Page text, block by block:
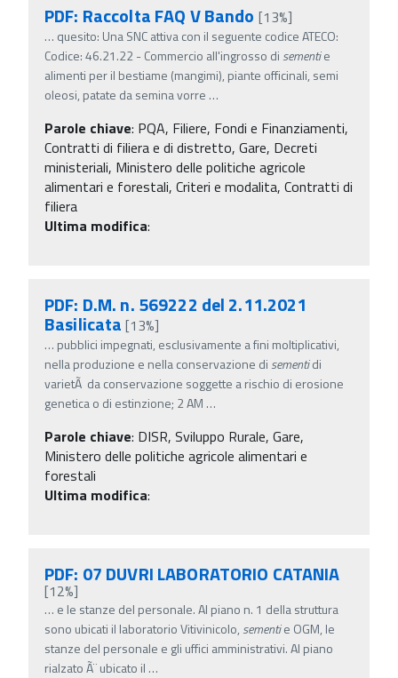
PDF: Raccolta FAQ V Bando [13%]
… quesito: Una SNC attiva con il seguente codice ATECO:
Codice: 46.21.22 - Commercio all'ingrosso di sementie
alimenti per il bestiame (mangimi), piante officinali, semi
oleosi, patate da semina vorre …
Parole chiave: PQA, Filiere, Fondi e Finanziamenti,
Contratti di filiera e di distretto, Gare, Decreti
ministeriali, Ministero delle politiche agricole
alimentari e forestali, Criteri e modalita, Contratti di
filiera
Ultima modifica:
PDF: D.M. n. 569222 del 2.11.2021
Basilicata [13%]
… pubblici impegnati, esclusivamente a fini moltiplicativi,
nella produzione e nella conservazione di sementidi
varietÃ da conservazione soggette a rischio di erosione
genetica o di estinzione; 2 AM …
Parole chiave: DISR, Sviluppo Rurale, Gare,
Ministero delle politiche agricole alimentari e
forestali
Ultima modifica:
PDF: 07 DUVRI LABORATORIO CATANIA
[12%]
… e le stanze del personale. Al piano n. 1 della struttura
sono ubicati il laboratorio Vitivinicolo, sementie OGM, le
stanze del personale e gli uffici amministrativi. Al piano
rialzato Ã¨ ubicato il …